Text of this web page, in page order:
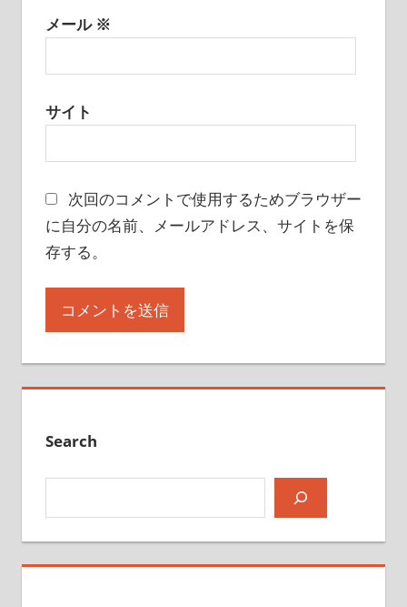
メール ※
サイト
次回のコメントで使用するためブラウザー
に自分の名前、メールアドレス、サイトを保
存する。
Search